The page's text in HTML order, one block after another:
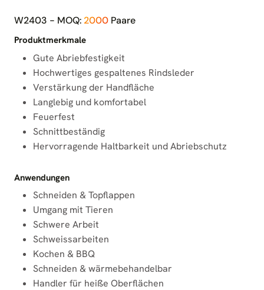
W2403 - MOQ: 2000 Paare
Produktmerkmale
Gute Abriebfestigkeit
Hochwertiges gespaltenes Rindsleder
Verstärkung der Handfläche
Langlebig und komfortabel
Feuerfest
Schnittbeständig
Hervorragende Haltbarkeit und Abriebschutz
Anwendungen
Schneiden & Topflappen
Umgang mit Tieren
Schwere Arbeit
Schweissarbeiten
Kochen & BBQ
Schneiden & wärmebehandelbar
Handler für heiße Oberflächen